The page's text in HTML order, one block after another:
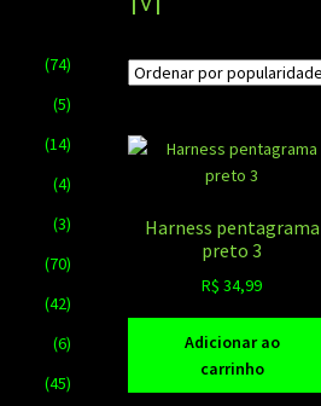
Harness pentagrama
preto 3
R$ 34,99
Adicionar ao
carrinho
(74)
(5)
(14)
(4)
(3)
(70)
(42)
(6)
(45)